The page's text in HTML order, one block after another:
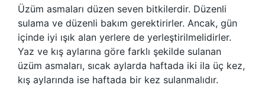
Üzüm asmaları düzen seven bitkilerdir. Düzenli
sulama ve düzenli bakım gerektirirler. Ancak, gün
içinde iyi ışık alan yerlere de yerleştirilmelidirler.
Yaz ve kış aylarına göre farklı şekilde sulanan
üzüm asmaları, sıcak aylarda haftada iki ila üç kez,
kış aylarında ise haftada bir kez sulanmalıdır.